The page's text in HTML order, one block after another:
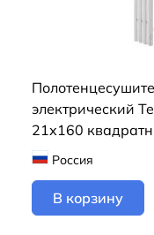
электрический
21х160
возможностью
Россия
В корзину